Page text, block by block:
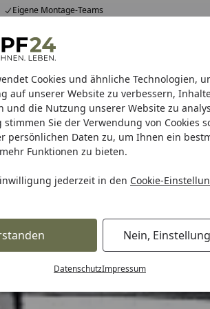
Cookies und ähnliche Technologien,
auf unserer Website zu verbessern,
und die Nutzung unserer Website zu
Sie der Verwendung von Cookies
persönlichen Daten zu, um Ihnen ein
Funktionen zu bieten.
jederzeit in den Cookie-
Nein,
DatenschutzImpressum
Eigene Montage-Teams
25.988 Bewertungen
Highlights Tipps & Tricks
Produkte Handwerker
50x300 mm 928330